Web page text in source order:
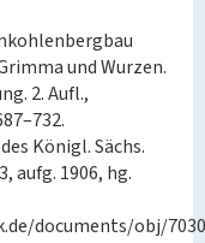
und Wurzen.
2. Aufl.,
Königl. Sächs.
aufg. 1906, hg.
documents/obj/